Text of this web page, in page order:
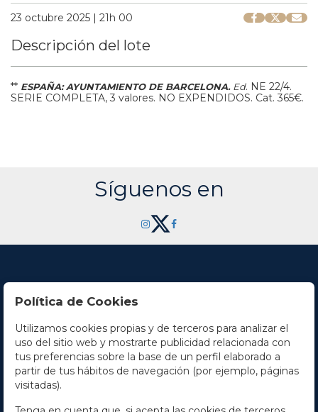
23 octubre 2025 | 21h 00
Descripción del lote
** ESPAÑA: AYUNTAMIENTO DE BARCELONA. Ed. NE 22/4.
SERIE COMPLETA, 3 valores. NO EXPENDIDOS. Cat. 365€.
Síguenos en
Contacto
Horario
La empresa
Política de Cookies
Utilizamos cookies propias y de terceros para analizar el
uso del sitio web y mostrarte publicidad relacionada con
tus preferencias sobre la base de un perfil elaborado a
partir de tus hábitos de navegación (por ejemplo, páginas
visitadas).